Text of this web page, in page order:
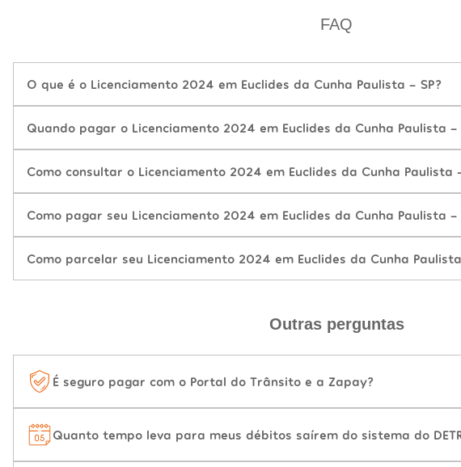
FAQ
O que é o Licenciamento 2024 em Euclides da Cunha Paulista - SP?
Quando pagar o Licenciamento 2024 em Euclides da Cunha Paulista -
Como consultar o Licenciamento 2024 em Euclides da Cunha Paulista
Como pagar seu Licenciamento 2024 em Euclides da Cunha Paulista -
Como parcelar seu Licenciamento 2024 em Euclides da Cunha
Outras perguntas
É seguro pagar com o Portal do Trânsito e a Zapay?
Quanto tempo leva para meus débitos saírem do sistema do